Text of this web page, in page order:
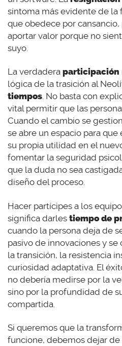
síntoma más evidente de la
que obedece por
aportar valor porque no
suyo.
La verdadera participación
lógica de la trasición al
tiempos. No basta con
vital permitir que las
Cuando el cambio se
se abre un espacio para
su propia utilidad en el
fomentar la seguridad
que la duda no sea
diseño del proceso.
Hacer partícipes a los
significa darles tiempo de
cuando la persona deja de
pasivo de innovaciones y
la transición, la resistencia
curiosidad adaptativa. El
no debería medirse por la
sino por la profundidad de
compartida.
Si queremos que la
funcione, debemos dejar